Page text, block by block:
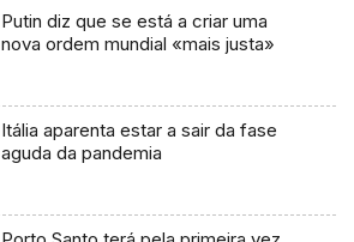
Putin diz que se está a criar uma
nova ordem mundial «mais justa»
Itália aparenta estar a sair da fase
aguda da pandemia